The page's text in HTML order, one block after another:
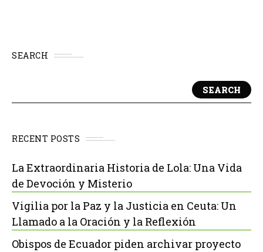
SEARCH
SEARCH
RECENT POSTS
La Extraordinaria Historia de Lola: Una Vida
de Devoción y Misterio
Vigilia por la Paz y la Justicia en Ceuta: Un
Llamado a la Oración y la Reflexión
Obispos de Ecuador piden archivar proyecto